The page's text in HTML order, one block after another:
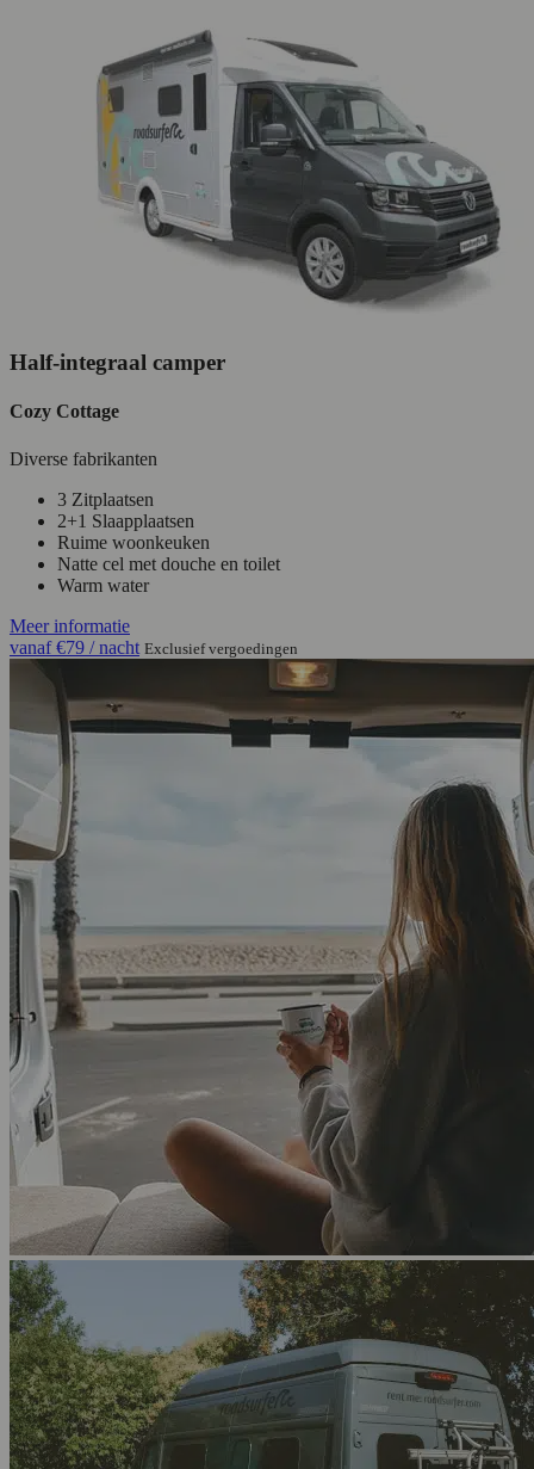
Half-integraal camper
Cozy Cottage
Diverse fabrikanten
3 Zitplaatsen
2+1 Slaapplaatsen
Ruime woonkeuken
Natte cel met douche en toilet
Warm water
Meer informatie
vanaf€79 / nacht Exclusief vergoedingen